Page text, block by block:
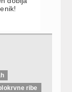
ribe